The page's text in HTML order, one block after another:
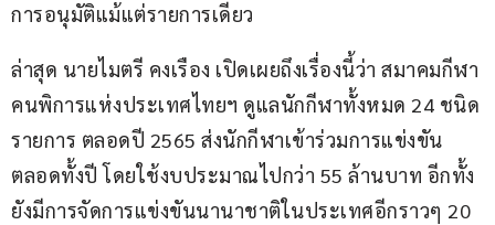
การอนุมัติแม้แต่รายการเดียว
ล่าสุด นายไมตรี คงเรือง เปิดเผยถึงเรื่องนี้ว่า สมาคมกีฬา
คนพิการแห่งประเทศไทยฯ ดูแลนักกีฬาทั้งหมด 24 ชนิด
รายการ ตลอดปี 2565 ส่งนักกีฬาเข้าร่วมการแข่งขัน
ตลอดทั้งปี โดยใช้งบประมาณไปกว่า 55 ล้านบาท อีกทั้ง
ยังมีการจัดการแข่งขันนานาชาติในประเทศอีกราวๆ 20